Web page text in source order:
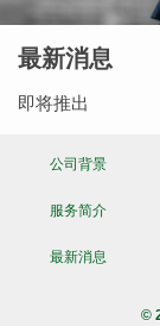
最新消息
即将推出
公司背景
服务简介
最新消息
©